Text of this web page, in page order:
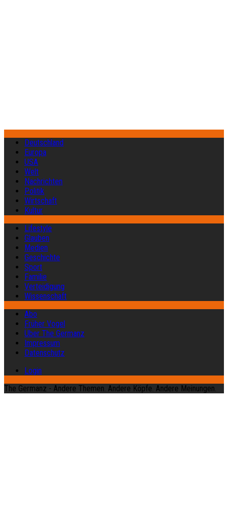
Deutschland
Europa
USA
Welt
Nachrichten
Politik
Wirtschaft
Kultur
Lifestyle
Glauben
Medien
Geschichte
Sport
Familie
Verteidigung
Wissenschaft
Abo
Früher Vogel
Über The Germanz
Impressum
Datenschutz
Login
The Germanz - Andere Themen. Andere Köpfe. Andere Meinungen.